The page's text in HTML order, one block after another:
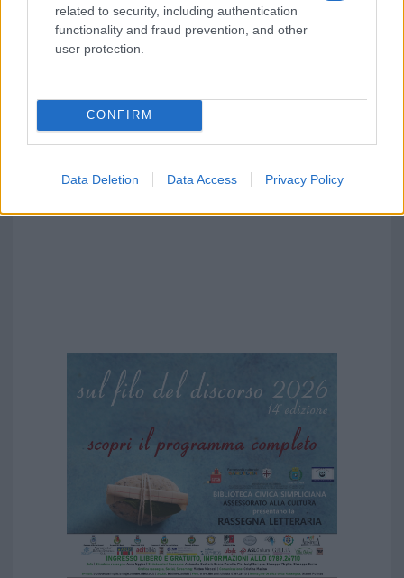
related to security, including authentication
functionality and fraud prevention, and other
user protection.
CONFIRM
Data Deletion Data Access Privacy Policy